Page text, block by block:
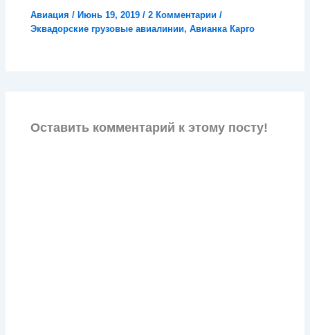
Авиация / Июнь 19, 2019/2 Комментарии /
Эквадорские грузовые авиалинии,Авианка Карго
Оставить комментарий к этому посту!